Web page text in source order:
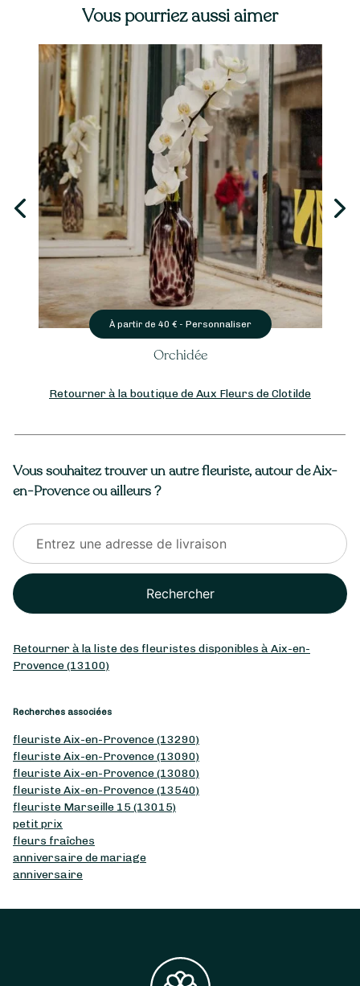
Vous pourriez aussi aimer
À partir de 40 € - Personnaliser
Orchidée
Retourner à la boutique de Aux Fleurs de Clotilde
Vous souhaitez trouver un autre fleuriste, autour de Aix-
en-Provence ou ailleurs ?
Rechercher
Retourner à la liste des fleuristes disponibles à Aix-en-
Provence (13100)
Recherches associées
fleuriste Aix-en-Provence (13290)
fleuriste Aix-en-Provence (13090)
fleuriste Aix-en-Provence (13080)
fleuriste Aix-en-Provence (13540)
fleuriste Marseille 15 (13015)
petit prix
fleurs fraîches
anniversaire de mariage
anniversaire